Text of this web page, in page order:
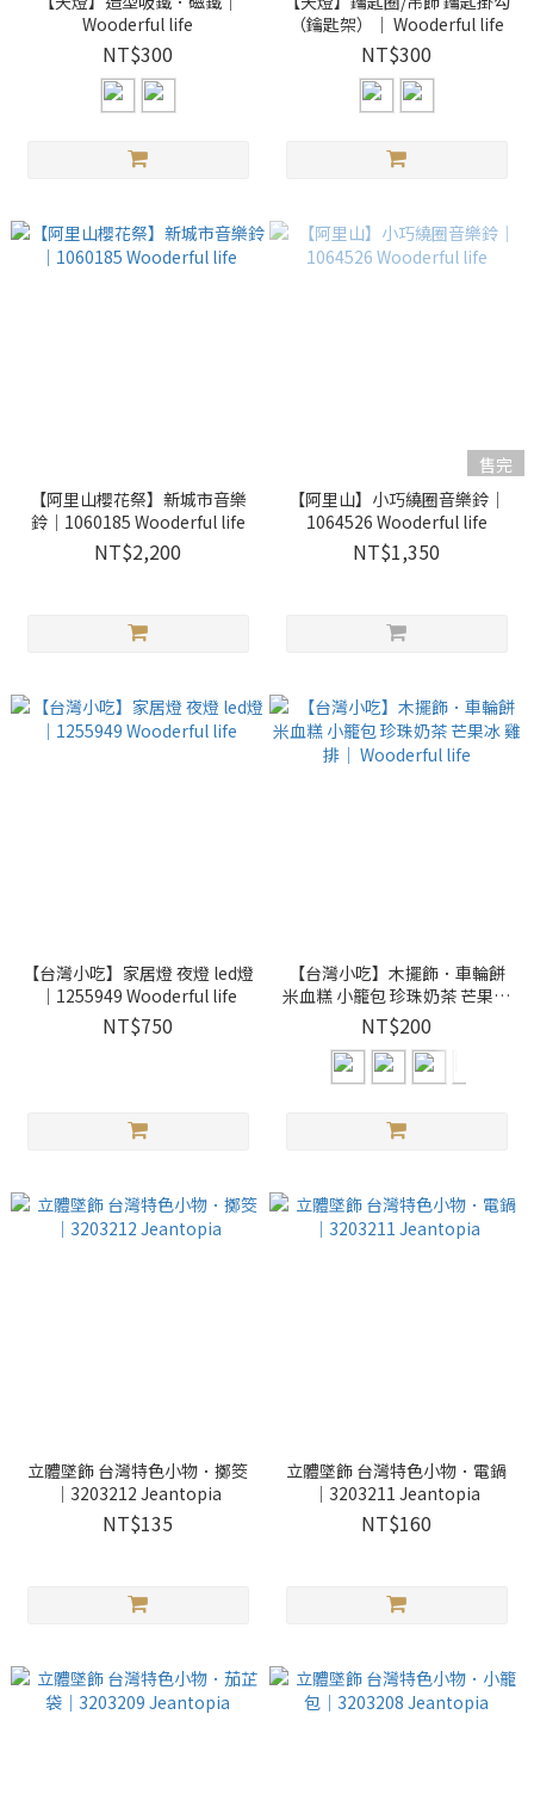
Wooderful life
NT$300
（鑰匙架）｜ Wooderful life
NT$300
【阿里山櫻花祭】新城市音樂
鈴｜1060185 Wooderful life
NT$2,200
售完
【阿里山】小巧繞圈音樂鈴｜
1064526 Wooderful life
NT$1,350
【台灣小吃】家居燈 夜燈 led燈
｜1255949 Wooderful life
NT$750
【台灣小吃】木擺飾．車輪餅
米血糕 小籠包 珍珠奶茶 芒果冰
雞排｜ Wooderful life
NT$200
立體墜飾 台灣特色小物．擲筊
｜3203212 Jeantopia
NT$135
立體墜飾 台灣特色小物．電鍋
｜3203211 Jeantopia
NT$160